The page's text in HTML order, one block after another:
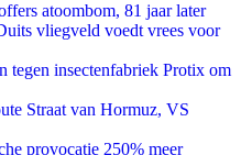
atoombom, 81 jaar later
vliegveld voedt vrees voor
tegen insectenfabriek Protix om
Straat van Hormuz, VS
provocatie 250% meer